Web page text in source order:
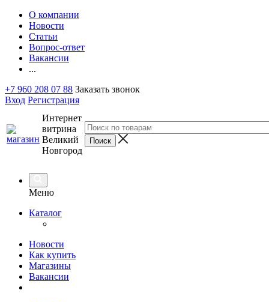
О компании
Новости
Статьи
Вопрос-ответ
Вакансии
...
+7 960 208 07 88 Заказать звонок
Вход Регистрация
Интернет
витрина
Великий
Новгород
Меню
Каталог
Новости
Как купить
Магазины
Вакансии